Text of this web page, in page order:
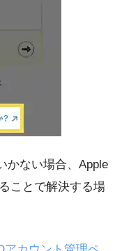
かない場合、Apple
ことで解決する場